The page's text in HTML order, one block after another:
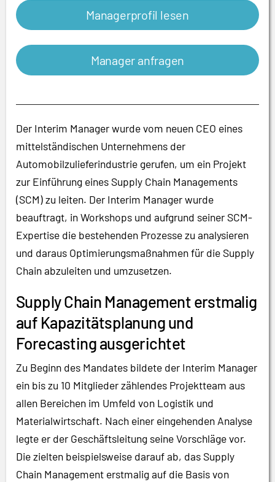
Managerprofil lesen
Manager anfragen
Der Interim Manager wurde vom neuen CEO eines
mittelständischen Unternehmens der
Automobilzulieferindustrie gerufen, um ein Projekt
zur Einführung eines Supply Chain Managements
(SCM) zu leiten. Der Interim Manager wurde
beauftragt, in Workshops und aufgrund seiner SCM-
Expertise die bestehenden Prozesse zu analysieren
und daraus Optimierungsmaßnahmen für die Supply
Chain abzuleiten und umzusetzen.
Supply Chain Management erstmalig
auf Kapazitätsplanung und
Forecasting ausgerichtet
Zu Beginn des Mandates bildete der Interim Manager
ein bis zu 10 Mitglieder zählendes Projektteam aus
allen Bereichen im Umfeld von Logistik und
Materialwirtschaft. Nach einer eingehenden Analyse
legte er der Geschäftsleitung seine Vorschläge vor.
Die zielten beispielsweise darauf ab, das Supply
Chain Management erstmalig auf die Basis von